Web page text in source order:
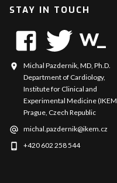
STAY IN TOUCH
Michal Pazdernik, MD, Ph.D.
Department of Cardiology,
Institute for Clinical and
Experimental Medicine
Prague, Czech Republic
michal.pazdernik@ikem.cz
+420 602 258 544